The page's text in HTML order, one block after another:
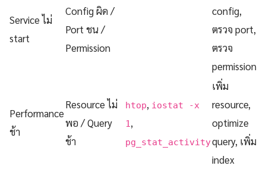
Service ไม่
start
Config ผิด /
Port ชน /
Permission
config,
ตรวจ port,
ตรวจ
permission
Performance
ช้า
Resource ไม่
พอ / Query
ช้า
htop, iostat -x
1 ,
pg_stat_activity
เพิ่ม
resource,
optimize
query, เพิ่ม
index